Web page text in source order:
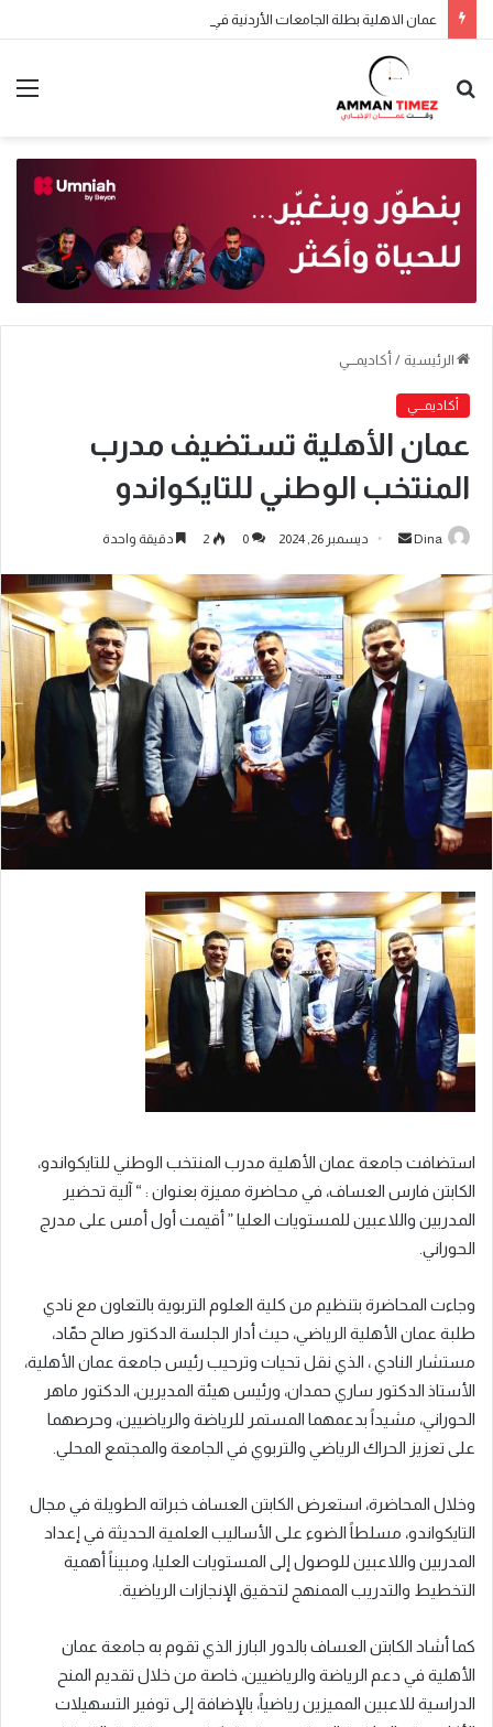
الرئيسية / أكاديمـــي
أكاديمـــي
عمان الأهلية تستضيف مدرب
المنتخب الوطني للتايكواندو
Dina ديسمبر 26, 2024 0
2 دقيقة واحدة
استضافت جامعة عمان الأهلية مدرب المنتخب الوطني للتايكواندو،
الكابتن فارس العساف، في محاضرة مميزة بعنوان : “ آلية تحضير
المدربين واللاعبين للمستويات العليا ” أقيمت أول أمس على مدرج
الحوراني.
وجاءت المحاضرة بتنظيم من كلية العلوم التربوية بالتعاون مع نادي
طلبة عمان الأهلية الرياضي، حيث أدار الجلسة الدكتور صالح حمّاد،
مستشار النادي ، الذي نقل تحيات وترحيب رئيس جامعة عمان الأهلية،
الأستاذ الدكتور ساري حمدان، ورئيس هيئة المديرين، الدكتور ماهر
الحوراني، مشيداً بدعمهما المستمر للرياضة والرياضيين، وحرصهما
على تعزيز الحراك الرياضي والتربوي في الجامعة والمجتمع المحلي.
وخلال المحاضرة، استعرض الكابتن العساف خبراته الطويلة في مجال
التايكواندو، مسلطاً الضوء على الأساليب العلمية الحديثة في إعداد
المدربين واللاعبين للوصول إلى المستويات العليا، ومبيناً أهمية
التخطيط والتدريب الممنهج لتحقيق الإنجازات الرياضية.
كما أشاد الكابتن العساف بالدور البارز الذي تقوم به جامعة عمان
الأهلية في دعم الرياضة والرياضيين، خاصة من خلال تقديم المنح
الدراسية للاعبين المميزين رياضياً، بالإضافة إلى توفير التسهيلات